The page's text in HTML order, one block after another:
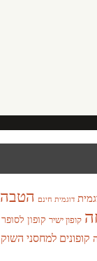
דוגמית חינם הטבה
קופון ישיר קופון לסופר
קופונים למחסני השוק